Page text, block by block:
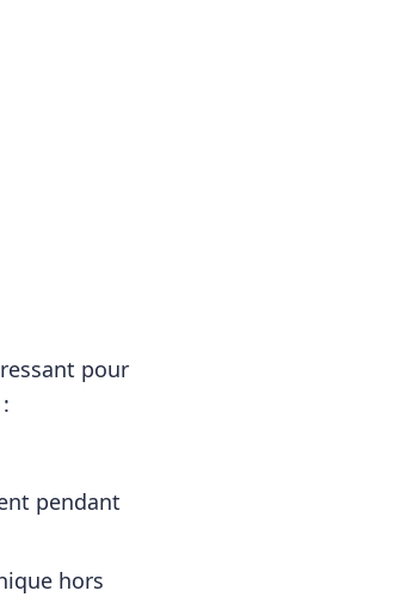
pour
pendant
hors